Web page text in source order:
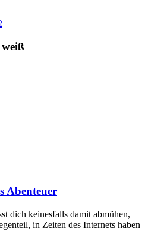
Abenteuer
dich keinesfalls damit abmühen,
in Zeiten des Internets haben